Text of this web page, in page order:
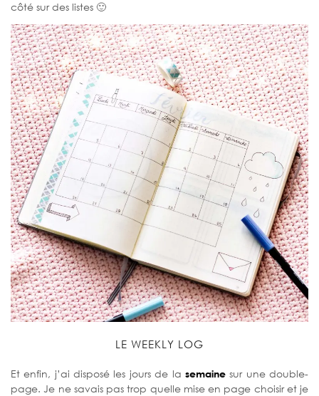
côté sur des listes 🙂
LE WEEKLY LOG
Et enfin, j’ai disposé les jours de la semainesur une double-
page. Je ne savais pas trop quelle mise en page choisir et je